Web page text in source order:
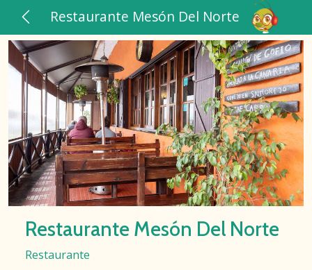
Restaurante Mesón Del Norte
Restaurante Mesón Del Norte
Restaurante